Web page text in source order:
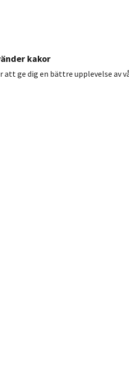
kakor
att ge dig en bättre upplevelse av